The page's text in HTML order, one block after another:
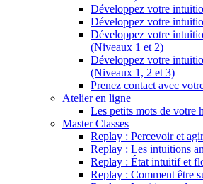
Développez votre
Développez votre
Développez votre
(Niveaux 1 et 2)
Développez votre
(Niveaux 1, 2 et 3)
Prenez contact avec
Atelier en ligne
Les petits mots de votre
Master Classes
Replay : Percevoir et
Replay : Les intuitions
Replay : État intuitif et
Replay : Comment être